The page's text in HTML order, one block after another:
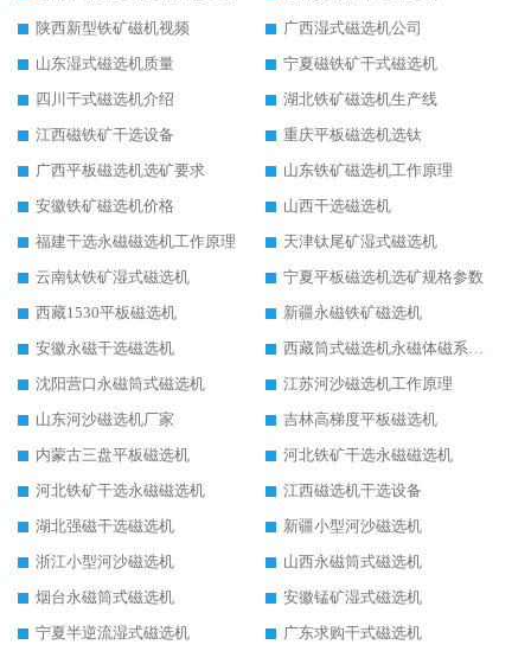
陕西新型铁矿磁机视频
广西湿式磁选机公司
山东湿式磁选机质量
宁夏磁铁矿干式磁选机
四川干式磁选机介绍
湖北铁矿磁选机生产线
江西磁铁矿干选设备
重庆平板磁选机选钛
广西平板磁选机选矿要求
山东铁矿磁选机工作原理
安徽铁矿磁选机价格
山西干选磁选机
福建干选永磁磁选机工作原理
天津钛尾矿湿式磁选机
云南钛铁矿湿式磁选机
宁夏平板磁选机选矿规格参数
西藏1530平板磁选机
新疆永磁铁矿磁选机
安徽永磁干选磁选机
西藏筒式磁选机永磁体磁系设计
沈阳营口永磁筒式磁选机
江苏河沙磁选机工作原理
山东河沙磁选机厂家
吉林高梯度平板磁选机
内蒙古三盘平板磁选机
河北铁矿干选永磁磁选机
河北铁矿干选永磁磁选机
江西磁选机干选设备
湖北强磁干选磁选机
新疆小型河沙磁选机
浙江小型河沙磁选机
山西永磁筒式磁选机
烟台永磁筒式磁选机
安徽锰矿湿式磁选机
宁夏半逆流湿式磁选机
广东求购干式磁选机